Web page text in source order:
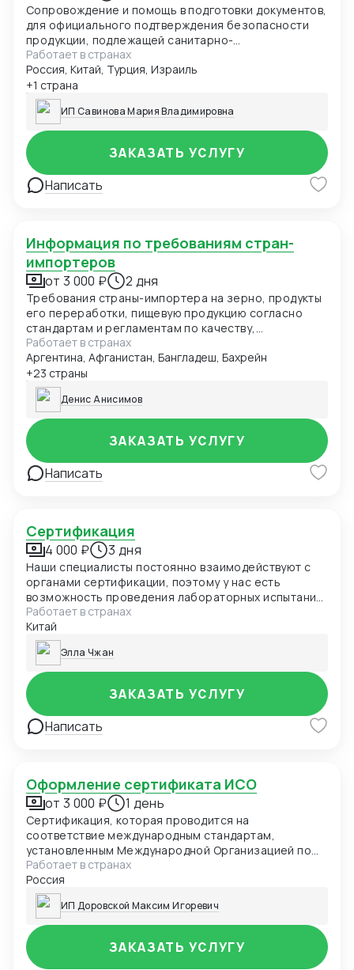
Сопровождение и помощь в подготовки документов,
для официального подтверждения безопасности
продукции, подлежащей санитарно-
эпидемиологическому надзору. СГР-обязательно
для продажи на территории ЕАЭС (продукция,
контактирующая с пищей, детские товары,
косметика и др.).
Работает в странах
Россия, Китай, Турция, Израиль
+1 страна
ИП Савинова Мария Владимировна
Написать
ЗАКАЗАТЬ УСЛУГУ
Информация по требованиям стран-
импортеров
от 3 000 ₽ 2 дня
Требования страны-импортера на зерно, продукты
его переработки, пищевую продукцию согласно
стандартам и регламентам по качеству,
безопасности и иным требованиям. Данные могут
быть представлены в виде чек-листа, формат Excel,
pdf. Первый заказ бесплатно в рамках специального
предложения.
Работает в странах
Аргентина, Афганистан, Бангладеш, Бахрейн
+23 страны
Денис Анисимов
Написать
ЗАКАЗАТЬ УСЛУГУ
Сертификация
4 000 ₽ 3 дня
Наши специалисты постоянно взаимодействуют с
органами сертификации, поэтому у нас есть
возможность проведения лабораторных испытаний
и оформления документов в кратчайшие сроки.
Работает в странах
Китай
Элла Чжан
Написать
ЗАКАЗАТЬ УСЛУГУ
Оформление сертификата ИСО
от 3 000 ₽ 1 день
Сертификация, которая проводится на
соответствие международным стандартам,
установленным Международной Организацией по
Стандартизации
Работает в странах
Россия
ИП Доровской Максим Игоревич
ЗАКАЗАТЬ УСЛУГУ